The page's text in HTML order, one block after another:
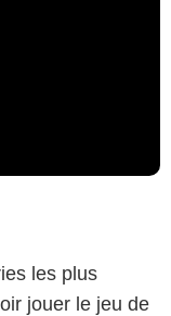
les plus
jouer le jeu de